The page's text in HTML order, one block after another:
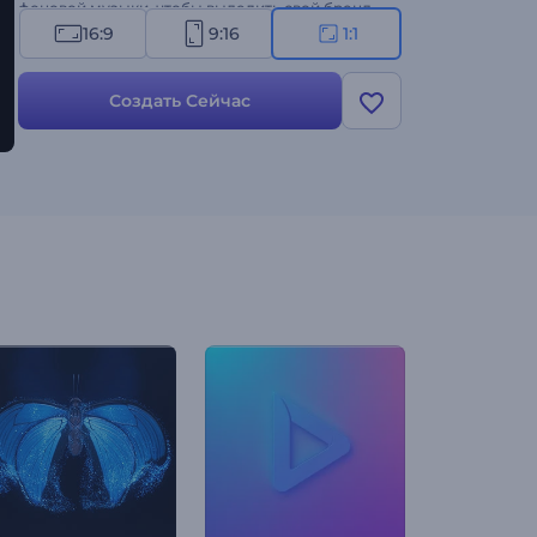
фоновой музыки, чтобы выделить свой бренд
среди других. Создавайте прямо сейчас и
поднимайте свою визуальную идентичность на
новую высоту!
16:9 9:16 1:1
Создать Сейчас